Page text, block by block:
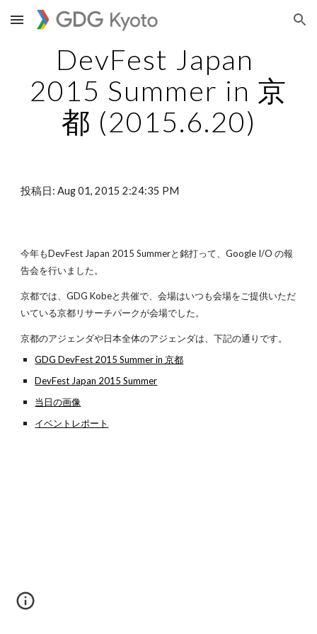
Skip to main content Skip to navigation
DevFest Japan
2015 Summer in 京
都 (2015.6.20)
投稿日: Aug 01, 2015 2:24:35 PM
今年もDevFest Japan 2015 Summerと銘打って、Google I/O の報
告会を行いました。
京都では、GDG Kobeと共催で、会場はいつも会場をご提供いただ
いている京都リサーチパークが会場でした。
京都のアジェンダや日本全体のアジェンダは、下記の通りです。
GDG DevFest 2015 Summer in 京都
DevFest Japan 2015 Summer
当日の画像
イベントレポート